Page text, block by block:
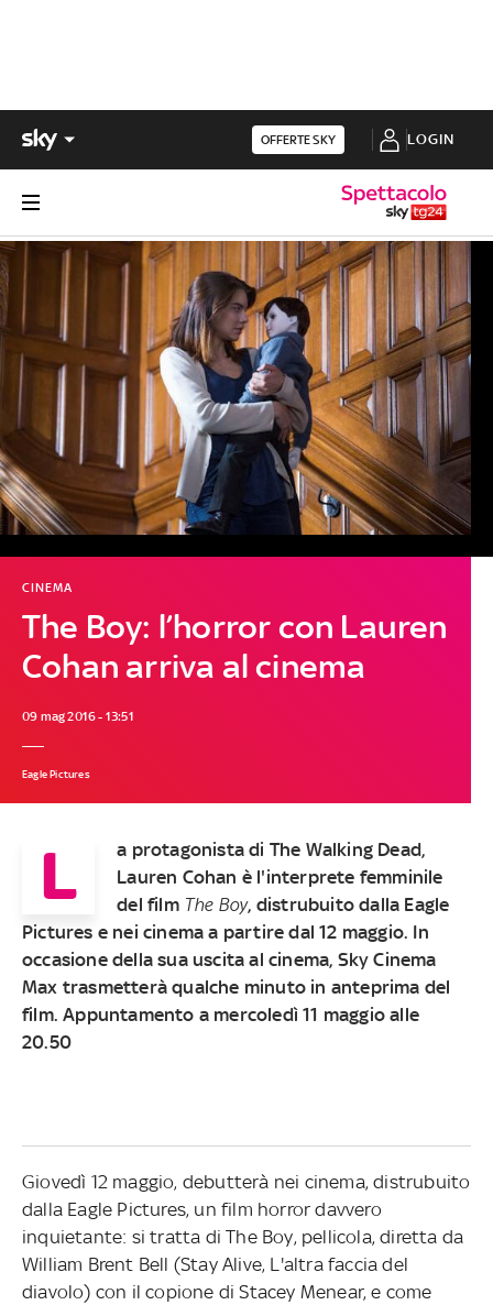
OFFERTE SKY LOGIN
The Boy: l’horror con Lauren
Cohan arriva al cinema
CINEMA
09 mag 2016 - 13:51
Eagle Pictures
L
a protagonista di The Walking Dead,
Lauren Cohan è l'interprete femminile
del film The Boy, distrubuito dalla Eagle
Pictures e nei cinema a partire dal 12 maggio. In
occasione della sua uscita al cinema, Sky Cinema
Max trasmetterà qualche minuto in anteprima del
film. Appuntamento a mercoledì 11 maggio alle
20.50
Giovedì 12 maggio, debutterà nei cinema, distrubuito
dalla Eagle Pictures, un film horror davvero
inquietante: si tratta di The Boy, pellicola, diretta da
William Brent Bell (Stay Alive, L'altra faccia del
diavolo) con il copione di Stacey Menear, e come